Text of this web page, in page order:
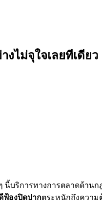
ไม่จุใจเลยทีเดียว
บริการทางการตลาดด้าน
ฟ้องปิดปากตระหนักถึงความ